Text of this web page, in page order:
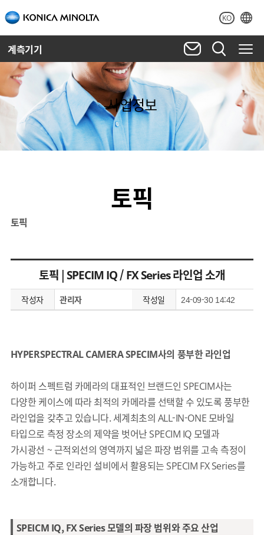
KO
계측기기
사업정보
토픽
토픽
토픽 | SPECIM IQ / FX Series 라인업 소개
작성자 관리자 작성일 24-09-30 14:42
HYPERSPECTRAL CAMERA SPECIM사의 풍부한 라인업
하이퍼 스펙트럼 카메라의 대표적인 브랜드인 SPECIM사는
다양한 케이스에 따라 최적의 카메라를 선택할 수 있도록 풍부한
라인업을 갖추고 있습니다. 세계최초의 ALL-IN-ONE 모바일
타입으로 측정 장소의 제약을 벗어난 SPECIM IQ 모델과
가시광선 ~ 근적외선의 영역까지 넓은 파장 범위를 고속 측정이
가능하고 주로 인라인 설비에서 활용되는 SPECIM FX Series를
소개합니다.
SPEICM IQ, FX Series 모델의 파장 범위와 주요 산업